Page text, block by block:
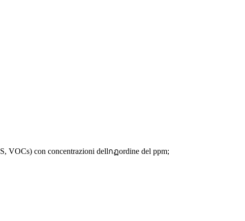
S, VOCs) con concentrazioni dellกฏordine del ppm;